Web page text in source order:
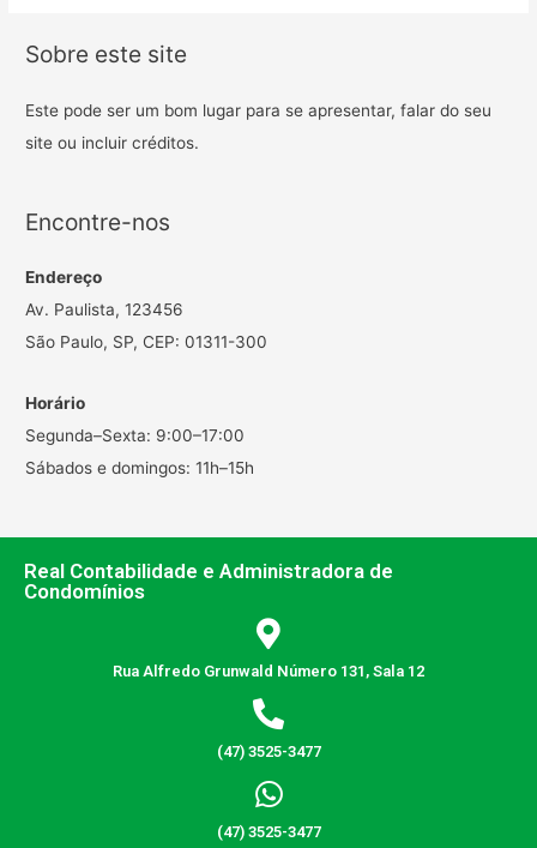
Sobre este site
Este pode ser um bom lugar para se apresentar, falar do seu
site ou incluir créditos.
Encontre-nos
Endereço
Av. Paulista, 123456
São Paulo, SP, CEP: 01311-300
Horário
Segunda–Sexta: 9:00–17:00
Sábados e domingos: 11h–15h
Real Contabilidade e Administradora de
Condomínios
Rua Alfredo Grunwald Número 131, Sala 12
(47) 3525-3477
(47) 3525-3477